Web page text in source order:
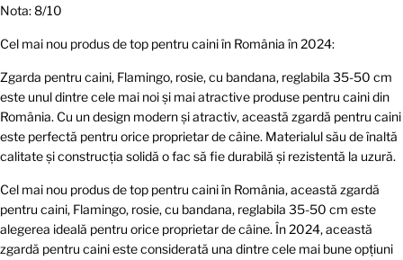
Nota: 8/10
Cel mai nou produs de top pentru caini în România în 2024:
Zgarda pentru caini, Flamingo, rosie, cu bandana, reglabila 35-50 cm
este unul dintre cele mai noi și mai atractive produse pentru caini din
România. Cu un design modern și atractiv, această zgardă pentru caini
este perfectă pentru orice proprietar de câine. Materialul său de înaltă
calitate și construcția solidă o fac să fie durabilă și rezistentă la uzură.
Cel mai nou produs de top pentru caini în România, această zgardă
pentru caini, Flamingo, rosie, cu bandana, reglabila 35-50 cm este
alegerea ideală pentru orice proprietar de câine. În 2024, această
zgardă pentru caini este considerată una dintre cele mai bune opțiuni